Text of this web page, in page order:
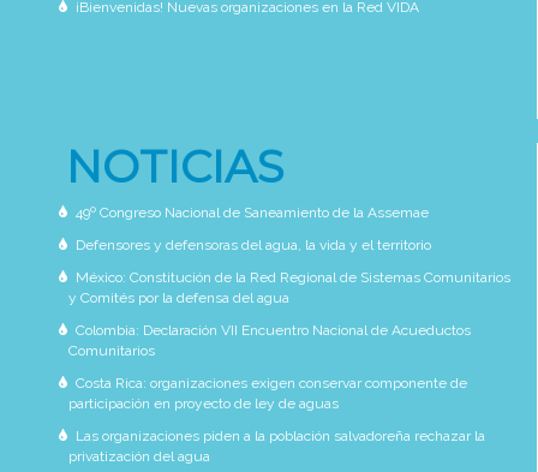
¡Bienvenidas! Nuevas organizaciones en la Red VIDA
NOTICIAS
49º Congreso Nacional de Saneamiento de la Assemae
Defensores y defensoras del agua, la vida y el territorio
México: Constitución de la Red Regional de Sistemas Comunitarios
y Comités por la defensa del agua
Colombia: Declaración VII Encuentro Nacional de Acueductos
Comunitarios
Costa Rica: organizaciones exigen conservar componente de
participación en proyecto de ley de aguas
Las organizaciones piden a la población salvadoreña rechazar la
privatización del agua